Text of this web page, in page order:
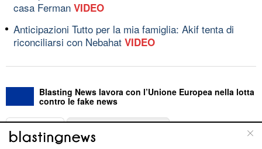
casa Ferman VIDEO
Anticipazioni Tutto per la mia famiglia: Akif tenta di
riconciliarsi con Nebahat VIDEO
Blasting News lavora con l’Unione Europea nella lotta
contro le fake news
ABOUT